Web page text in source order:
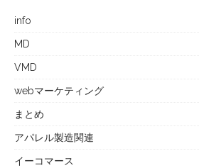
info
MD
VMD
webマーケティング
まとめ
アパレル製造関連
イーコマース